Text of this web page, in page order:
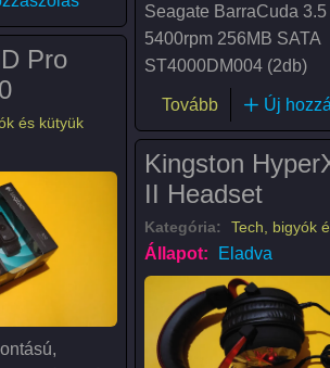
Seagate BarraCuda
5400rpm 256MB SATA
ST4000DM004 (2db)
Tovább(Seagate 4TB
Új
Pro
és kütyük
Kingston
II Headset
Kategória: Tech, bigyók
Állapot: Eladva